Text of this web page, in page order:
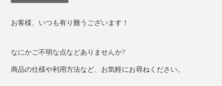
お客様、いつも有り難うございます！
なにかご不明な点などありませんか?
商品の仕様や利用方法など、お気軽にお尋ねください。